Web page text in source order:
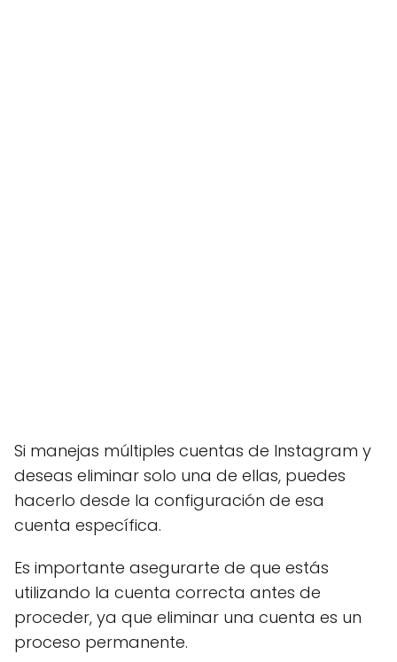
Si manejas múltiples cuentas de Instagram y
deseas eliminar solo una de ellas, puedes
hacerlo desde la configuración de esa
cuenta específica.
Es importante asegurarte de que estás
utilizando la cuenta correcta antes de
proceder, ya que eliminar una cuenta es un
proceso permanente.